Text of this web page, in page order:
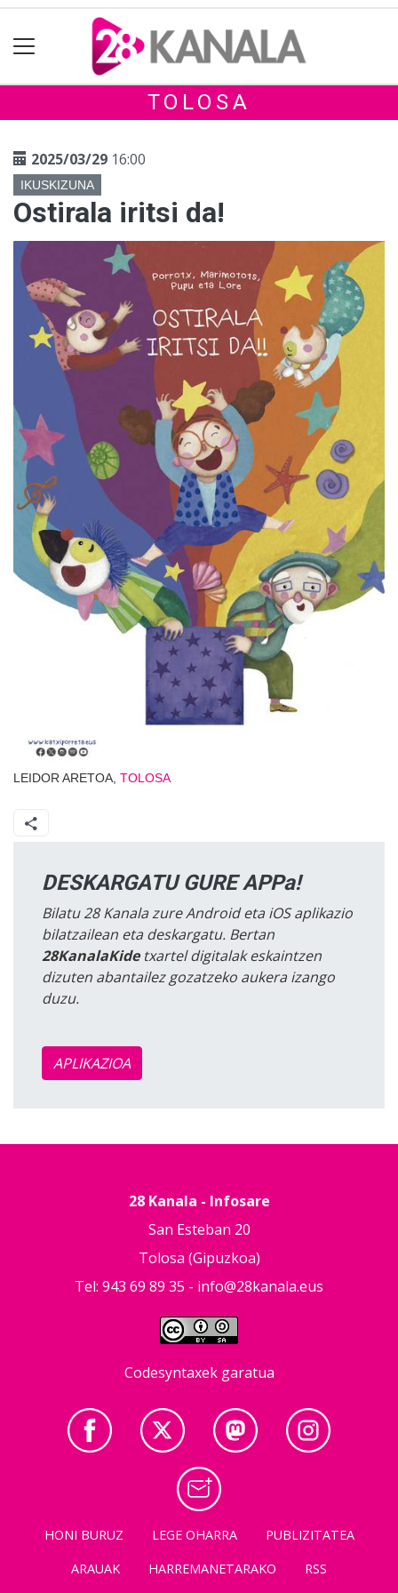
TOLOSA
2025/03/29 16:00
IKUSKIZUNA
Ostirala iritsi da!
LEIDOR ARETOA, TOLOSA
DESKARGATU GURE APPa!
Bilatu 28 Kanala zure Android eta iOS aplikazio
bilatzailean eta deskargatu. Bertan
28KanalaKidetxartel digitalak eskaintzen
dizuten abantailez gozatzeko aukera izango
duzu.
APLIKAZIOA
28 Kanala - Infosare
San Esteban 20
Tolosa (Gipuzkoa)
Tel: 943 69 89 35 - info@28kanala.eus
Codesyntaxek garatua
HONI BURUZ LEGE OHARRA
PUBLIZITATEA
ARAUAK
HARREMANETARAKO RSS